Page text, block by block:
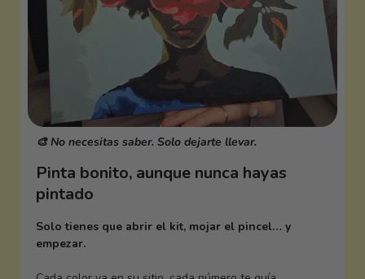
🎨 No necesitas saber. Solo dejarte llevar.
Pinta bonito, aunque nunca hayas
pintado
Solo tienes que abrir el kit, mojar el pincel… y
empezar.